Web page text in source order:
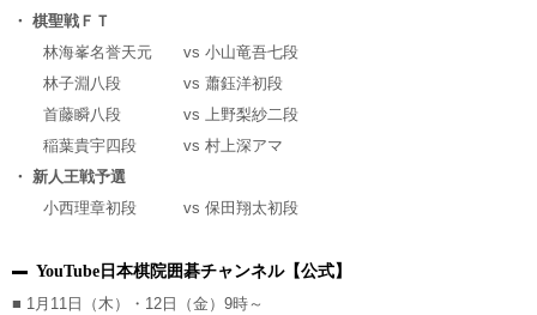
・ 棋聖戦ＦＴ
林海峯名誉天元
vs 小山竜吾七段
林子淵八段
vs 蕭鈺洋初段
首藤瞬八段
vs
上野梨紗二段
稲葉貴宇四段
vs 村上深アマ
・ 新人王戦予選
小西理章初段
vs 保田翔太初段
YouTube日本棋院囲碁チャンネル【公式】
■ 1月11日（木）・12日（金）9時～